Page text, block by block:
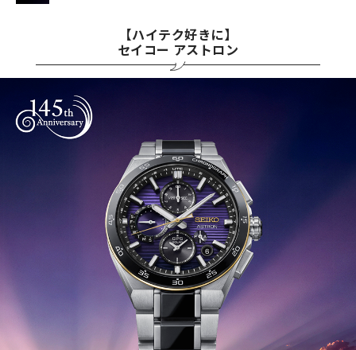
【ハイテク好きに】
セイコー アストロン